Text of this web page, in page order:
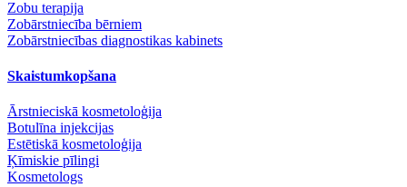
Zobu terapija
Zobārstniecība bērniem
Zobārstniecības diagnostikas kabinets
Skaistumkopšana
Ārstnieciskā kosmetoloģija
Botulīna injekcijas
Estētiskā kosmetoloģija
Ķīmiskie pīlingi
Kosmetologs